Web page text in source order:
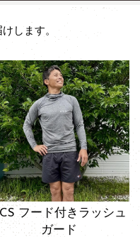
します。
フード付きラッシュ
ガード